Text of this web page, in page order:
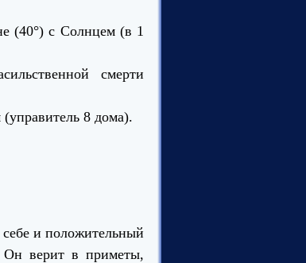
(40°) с Солнцем (в 1
смерти
8 дома).
и положительный
Он верит в приметы,